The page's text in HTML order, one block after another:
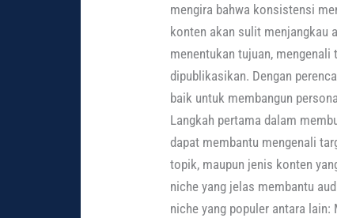
mengira bahwa konsistensi
konten akan sulit menjangkau
menentukan tujuan,
dipublikasikan. Dengan
baik untuk membangun
Langkah pertama dalam
dapat membantu mengenali
topik, maupun jenis konten
niche yang jelas membantu
niche yang populer antara